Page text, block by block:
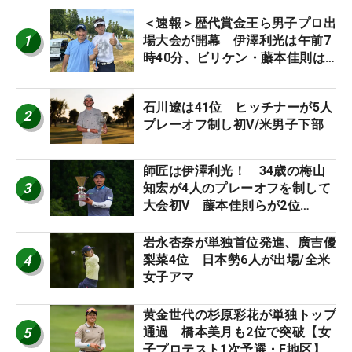
1
＜速報＞歴代賞金王ら男子プロ出
場大会が開幕 伊澤利光は午前7
時40分、ビリケン・藤本佳則は
STAGE JOYX OPEN】
2
石川遼は41位 ヒッチナーが5人
プレーオフ制し初V/米男子下部
3
師匠は伊澤利光！ 34歳の梅山
知宏が4人のプレーオフを制して
大会初V 藤本佳則らが2位
4
岩永杏奈が単独首位発進、廣吉優
梨菜4位 日本勢6人が出場/全米
女子アマ
5
黄金世代の杉原彩花が単独トップ
通過 橋本美月も2位で突破【女